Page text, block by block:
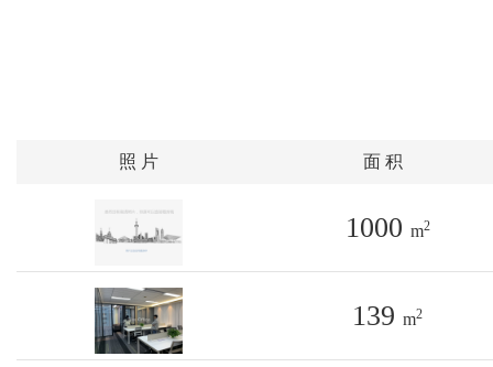
照 片 面 积
1000 m2
139 m2